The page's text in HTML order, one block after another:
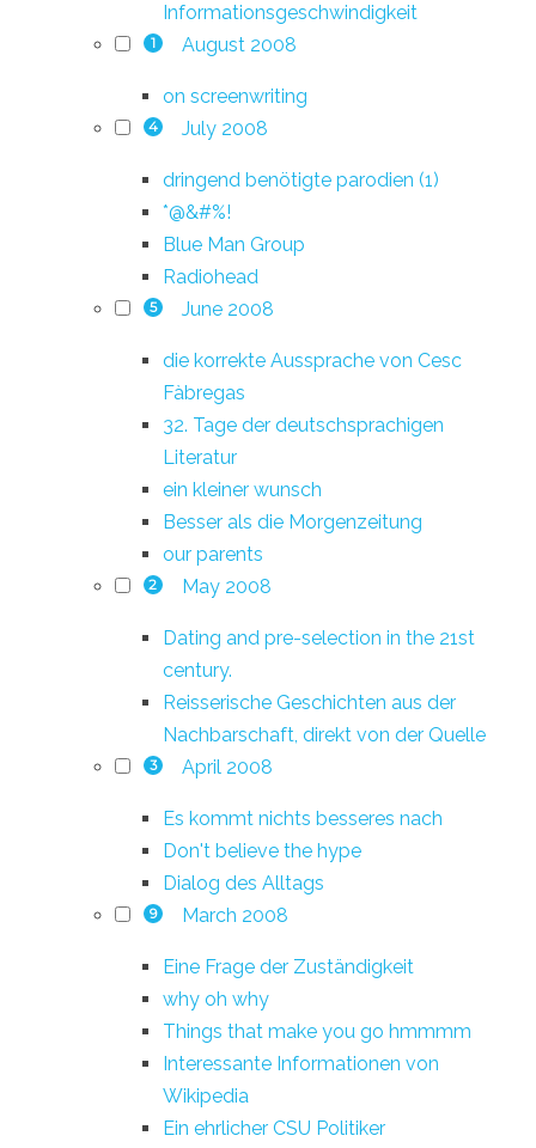
Informationsgeschwindigkeit
1 August 2008
on screenwriting
4 July 2008
dringend benötigte parodien (1)
*@&#%!
Blue Man Group
Radiohead
5 June 2008
die korrekte Aussprache von Cesc
Fàbregas
32. Tage der deutschsprachigen
Literatur
ein kleiner wunsch
Besser als die Morgenzeitung
our parents
2 May 2008
Dating and pre-selection in the 21st
century.
Reisserische Geschichten aus der
Nachbarschaft, direkt von der Quelle
3 April 2008
Es kommt nichts besseres nach
Don't believe the hype
Dialog des Alltags
9 March 2008
Eine Frage der Zuständigkeit
why oh why
Things that make you go hmmmm
Interessante Informationen von
Wikipedia
Ein ehrlicher CSU Politiker